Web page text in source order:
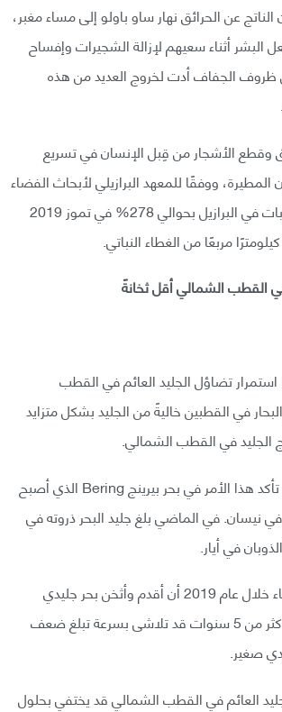
عن الحرائق نهار ساو باولو إلى مساء مغبر،
البشر أثناء سعيهم لإزالة الشجيرات وإفساح
ظروف الجفاف أدت لخروج العديد من هذه
الأشجار من قِبل الإنسان في تسريع
المطيرة، ووفقًا للمعهد البرازيلي لأبحاث الفضاء
ارتفع معدل إزالة الغابات في البرازيل بحوالي 278% في تموز 2019
القطب الشمالي أقل ثخانةً
2019 أيضًا استمرار تضاؤل الجليد العائم في القطب
في القطبين خاليةً من الجليد بشكل متزايد
الجليد في القطب الشمالي.
وأثناء العام المنصرم تأكد هذا الأمر في بحر بيرينج Bering الذي أصبح
نيسان. في الماضي بلغ جليد البحر ذروته في
في أيار.
أثناء ذلك، وجد العلماء خلال عام 2019 أن أقدم وأثخن بحر جليدي
والذي يستمر عادةً لأكثر من 5 سنوات قد تلاشى بسرعة تبلغ ضعف
صغير.
العائم في القطب الشمالي قد يختفي بحلول